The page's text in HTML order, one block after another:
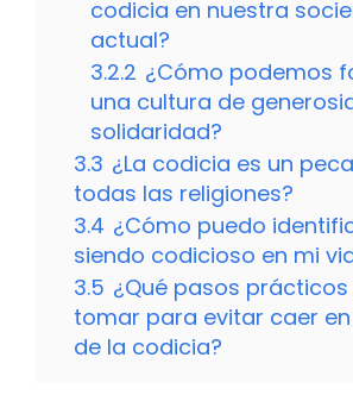
codicia en nuestra
actual?
3.2.2 ¿Cómo podemos
una cultura de
solidaridad?
3.3 ¿La codicia es un
todas las religiones?
3.4 ¿Cómo puedo
siendo codicioso en mi
3.5 ¿Qué pasos
tomar para evitar caer
de la codicia?